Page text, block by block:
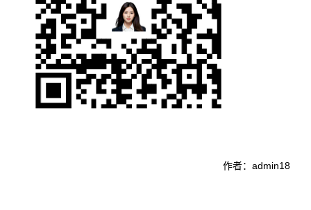
作者：admin18